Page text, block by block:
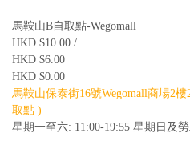
馬鞍山B自取點-Wegomall
HKD $10.00 /
HKD $6.00
HKD $0.00
馬鞍山保泰街16號Wegomall商場2
取點 )
星期一至六: 11:00-19:55 星期日及